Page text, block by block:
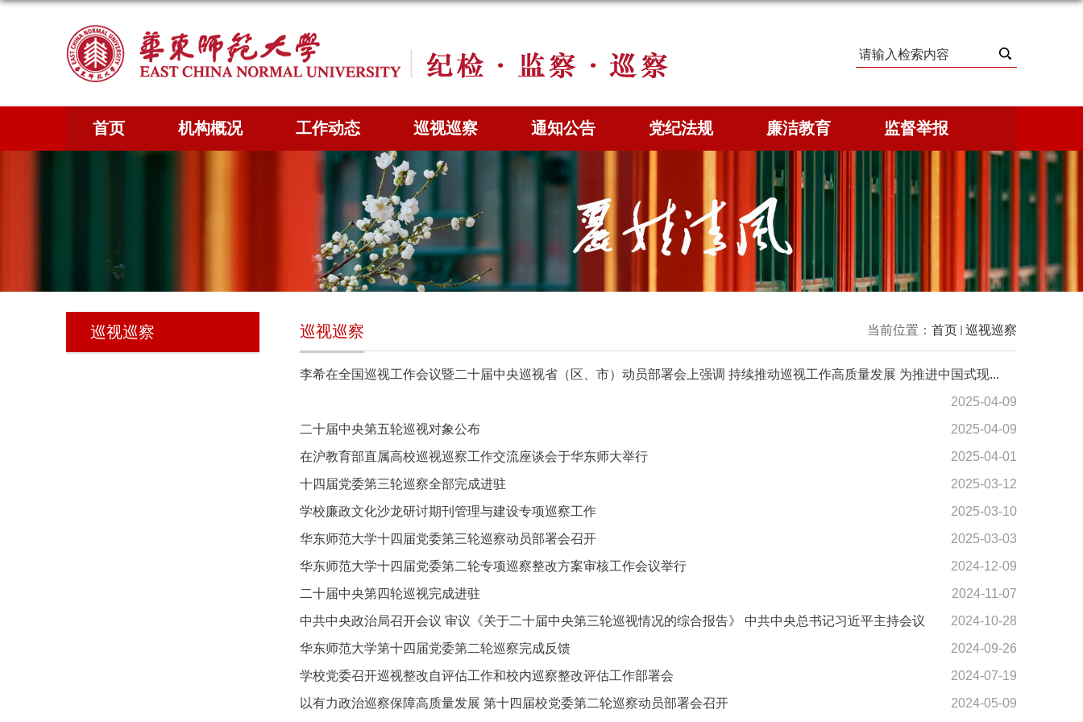
首页 机构概况 工作动态 巡视巡察 通知公告 党纪法规 廉洁教育 监督举报
巡视巡察 当前位置： 首页 巡视巡察
巡视巡察
李希在全国巡视工作会议暨二十届中央巡视省（区、市）动员部署会上强调 持续推动巡视工作高质量发展 为推进中国式现...
2025-04-09
二十届中央第五轮巡视对象公布
2025-04-09
在沪教育部直属高校巡视巡察工作交流座谈会于华东师大举行
2025-04-01
十四届党委第三轮巡察全部完成进驻
2025-03-12
学校廉政文化沙龙研讨期刊管理与建设专项巡察工作
2025-03-10
华东师范大学十四届党委第三轮巡察动员部署会召开
2025-03-03
华东师范大学十四届党委第二轮专项巡察整改方案审核工作会议举行
2024-12-09
二十届中央第四轮巡视完成进驻
2024-11-07
中共中央政治局召开会议 审议《关于二十届中央第三轮巡视情况的综合报告》 中共中央总书记习近平主持会议
2024-10-28
华东师范大学第十四届党委第二轮巡察完成反馈
2024-09-26
学校党委召开巡视整改自评估工作和校内巡察整改评估工作部署会
2024-07-19
以有力政治巡察保障高质量发展 第十四届校党委第二轮巡察动员部署会召开
2024-05-09